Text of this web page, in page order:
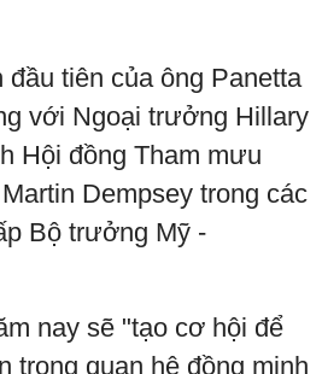
tiên của ông Panetta
với Ngoại trưởng Hillary
Hội đồng Tham mưu
Dempsey trong các
Bộ trưởng Mỹ -
nay sẽ "tạo cơ hội để
trong quan hệ đồng minh